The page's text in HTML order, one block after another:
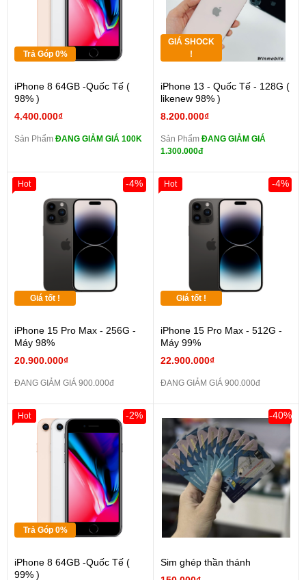
Trả Góp 0%
iPhone 8 64GB -Quốc Tế (
98% )
4.400.000₫
Sản Phẩm ĐANG GIẢM GIÁ 100K
GIÁ SHOCK
!
iPhone 13 - Quốc Tế - 128G (
likenew 98% )
8.200.000₫
Sản Phẩm ĐANG GIẢM GIÁ
1.300.000đ
Giá tốt !
iPhone 15 Pro Max - 256G -
Máy 98%
20.900.000₫
-4%
ĐANG GIẢM GIÁ 900.000đ
Hot
Giá tốt !
iPhone 15 Pro Max - 512G -
Máy 99%
22.900.000₫
-4%
ĐANG GIẢM GIÁ 900.000đ
Hot
Trả Góp 0%
iPhone 8 64GB -Quốc Tế (
99% )
-2%
Hot
Sim ghép thần thánh
-40%